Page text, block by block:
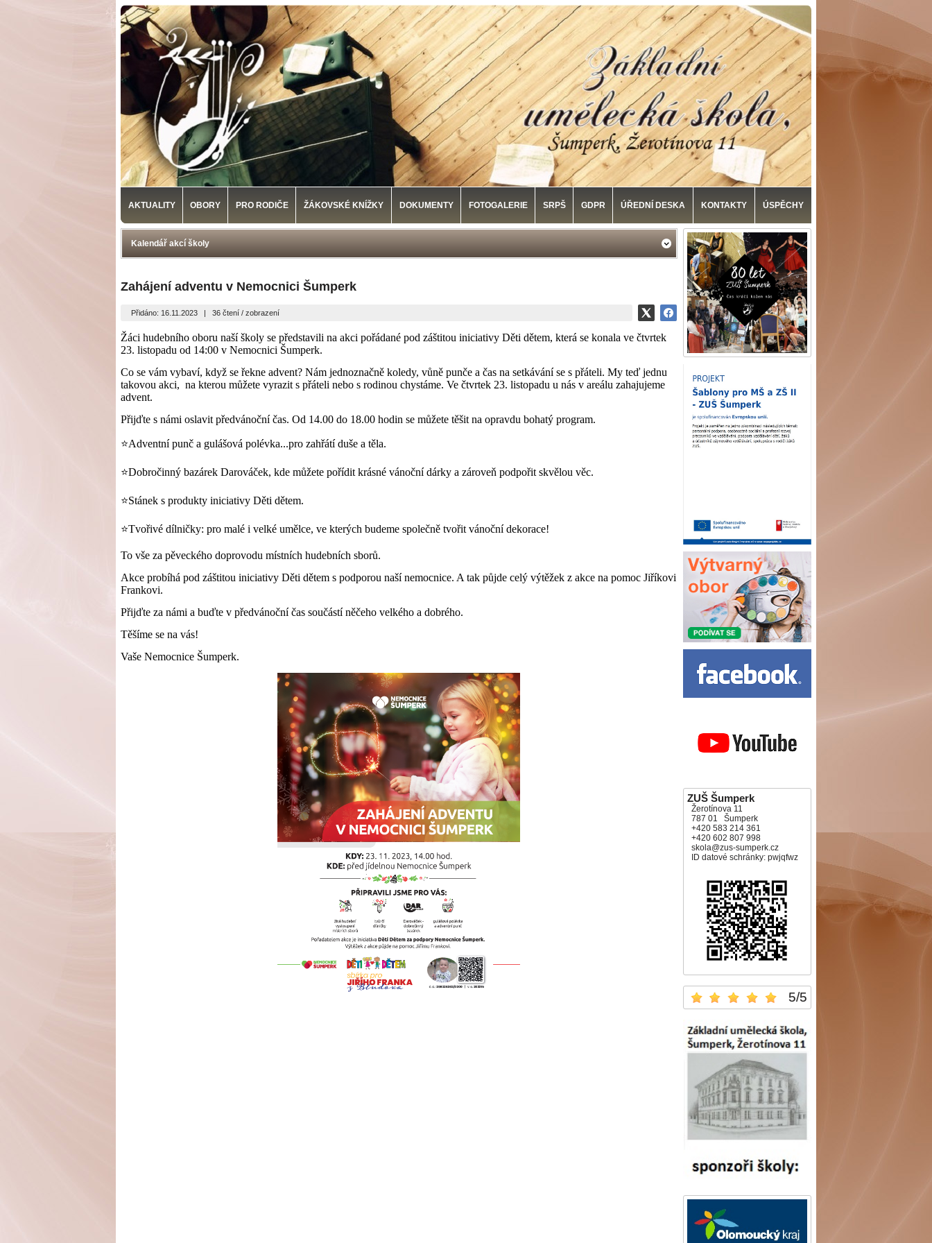
AKTUALITY OBORY PRO RODIČE ŽÁKOVSKÉ KNÍŽKY DOKUMENTY FOTOGALERIE SRPŠ GDPR ÚŘEDNÍ DESKA KONTAKTY ÚSPĚCHY
ZUŠ Šumperk
Žerotínova 11
787 01 Šumperk
+420 583 214 361
+420 602 807 998
skola@zus-sumperk.cz
ID datové schránky: pwjqfwz
5/5
Kalendář akcí školy
Zahájení adventu v Nemocnici Šumperk
Přidáno: 16.11.2023 | 36 čtení / zobrazení
Žáci hudebního oboru naší školy se představili na akci pořádané pod záštitou iniciativy Děti dětem, která se konala ve čtvrtek
23. listopadu od 14:00 v Nemocnici Šumperk.
Co se vám vybaví, když se řekne advent? Nám jednoznačně koledy, vůně punče a čas na setkávání se s přáteli. My teď jednu
takovou akci, na kterou můžete vyrazit s přáteli nebo s rodinou chystáme. Ve čtvrtek 23. listopadu u nás v areálu zahajujeme
advent.
Přijďte s námi oslavit předvánoční čas. Od 14.00 do 18.00 hodin se můžete těšit na opravdu bohatý program.
⭐Adventní punč a gulášová polévka...pro zahřátí duše a těla.
⭐Dobročinný bazárek Darováček, kde můžete pořídit krásné vánoční dárky a zároveň podpořit skvělou věc.
⭐Stánek s produkty iniciativy Děti dětem.
⭐Tvořivé dílničky: pro malé i velké umělce, ve kterých budeme společně tvořit vánoční dekorace!
To vše za pěveckého doprovodu místních hudebních sborů.
Akce probíhá pod záštitou iniciativy Děti dětem s podporou naší nemocnice. A tak půjde celý výtěžek z akce na pomoc Jiříkovi
Frankovi.
Přijďte za námi a buďte v předvánoční čas součástí něčeho velkého a dobrého.
Těšíme se na vás!
Vaše Nemocnice Šumperk.